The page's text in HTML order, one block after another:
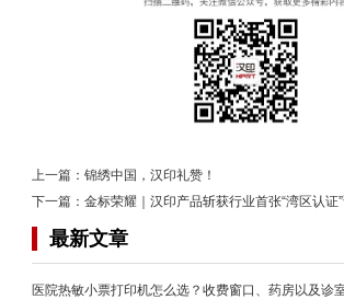
上一篇： 锦绣中国，汉印礼赞！
下一篇： 金标荣耀｜汉印产品斩获行业首张“湾区认证”
最新文章
医院热敏小票打印机怎么选？收费窗口、药房以及诊